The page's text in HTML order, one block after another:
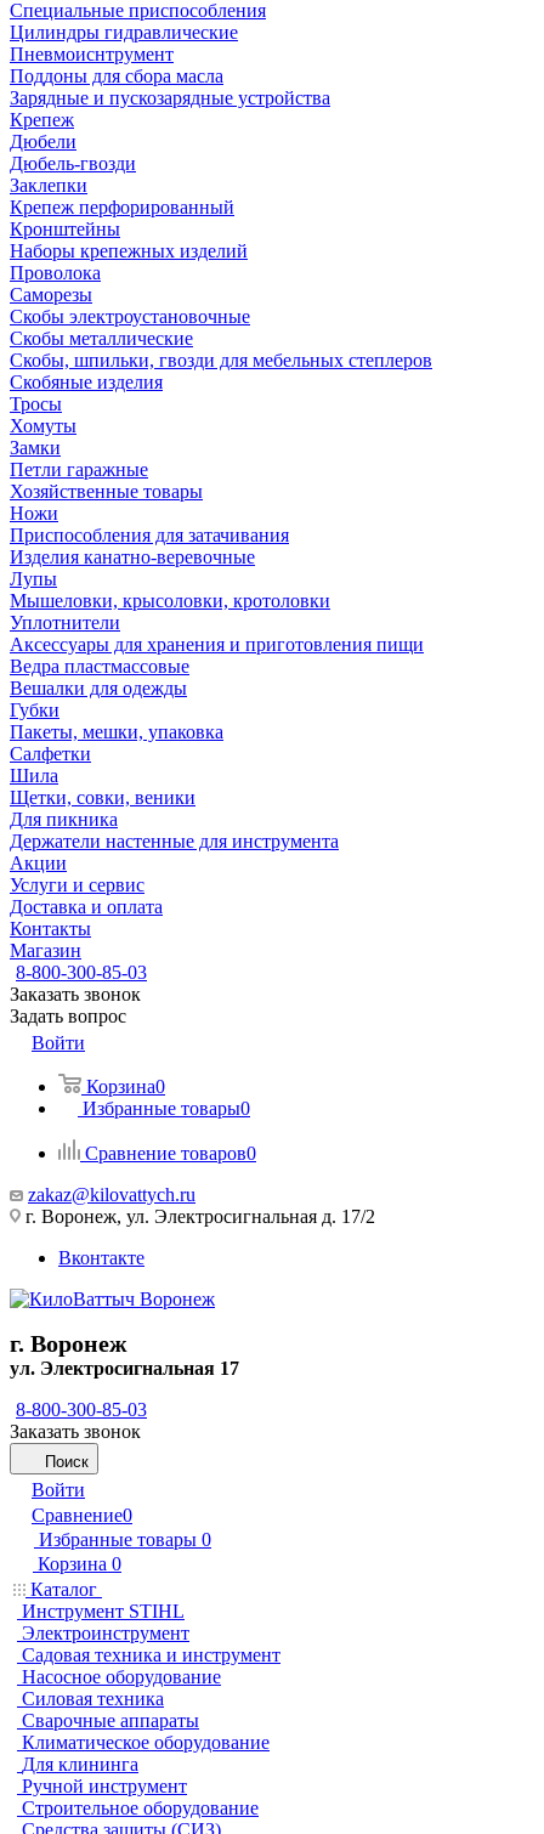
Специальные приспособления
Цилиндры гидравлические
Пневмоиснтрумент
Поддоны для сбора масла
Зарядные и пускозарядные устройства
Крепеж
Дюбели
Дюбель-гвозди
Заклепки
Крепеж перфорированный
Кронштейны
Наборы крепежных изделий
Проволока
Саморезы
Скобы электроустановочные
Скобы металлические
Скобы, шпильки, гвозди для мебельных степлеров
Скобяные изделия
Тросы
Хомуты
Замки
Петли гаражные
Хозяйственные товары
Ножи
Приспособления для затачивания
Изделия канатно-веревочные
Лупы
Мышеловки, крысоловки, кротоловки
Уплотнители
Аксессуары для хранения и приготовления пищи
Ведра пластмассовые
Вешалки для одежды
Губки
Пакеты, мешки, упаковка
Салфетки
Шила
Щетки, совки, веники
Для пикника
Держатели настенные для инструмента
Акции
Услуги и сервис
Доставка и оплата
Контакты
Магазин
8-800-300-85-03
Заказать звонок
Задать вопрос
Войти
Корзина0
Избранные товары0
Сравнение товаров0
zakaz@kilovattych.ru
г. Воронеж, ул. Электросигнальная д. 17/2
Вконтакте
г. Воронеж
ул. Электросигнальная 17
8-800-300-85-03
Заказать звонок
Поиск
Войти
Сравнение0
Избранные товары 0
Корзина 0
Каталог
Инструмент STIHL
Электроинструмент
Садовая техника и инструмент
Насосное оборудование
Силовая техника
Сварочные аппараты
Климатическое оборудование
Для клининга
Ручной инструмент
Строительное оборудование
Средства защиты (СИЗ)